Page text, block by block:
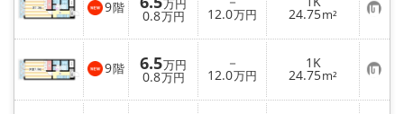
9階 万円
0.8万円 12.0万円 24.75m² お
気
に
入
り
登
録
9階 6.5万円
0.8万円
－
12.0万円
1K
24.75m² お
気
に